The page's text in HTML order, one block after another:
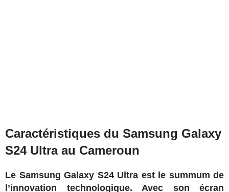
Caractéristiques du Samsung Galaxy
S24 Ultra au Cameroun
Le Samsung Galaxy S24 Ultra est le summum de
l’innovation technologique. Avec son écran